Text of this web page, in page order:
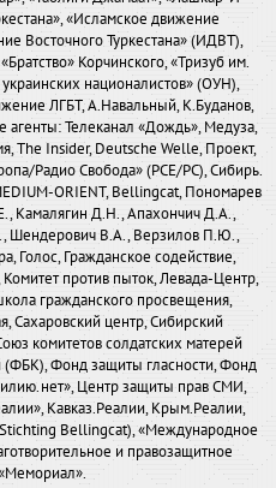
«Исламское движение
Восточного Туркестана» (ИДВТ),
Корчинского, «Тризуб им.
националистов» (ОУН),
ЛГБТ, А.Навальный, К.Буданов,
агенты: Телеканал «Дождь», Медуза,
The Insider, Deutsche Welle, Проект,
Радио Свобода» (PCE/PC), Сибирь.
ORIENT, Bellingcat, Пономарев
Камалягин Д.Н., Апахончич Д.А.,
Шендерович В.А., Верзилов П.Ю.,
Голос, Гражданское содействие,
против пыток, Левада-Центр,
гражданского просвещения,
Сахаровский центр, Сибирский
комитетов солдатских матерей
Фонд защиты гласности, Фонд
Центр защиты прав СМИ,
Кавказ.Реалии, Крым.Реалии,
Bellingcat), «Международное
и правозащитное